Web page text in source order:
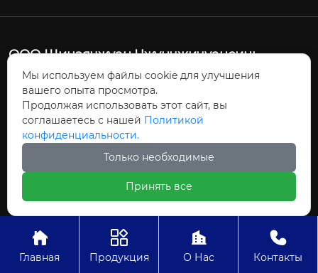
ООО Шицзячжуан Чжунчжичуансинь
Технологии
Продукция

Главная

Продукция

О Нас

Контакты
Мы используем файлы cookie для улучшения
вашего опыта просмотра.
Продолжая использовать этот сайт, вы
соглашаетесь с нашей Политикой
конфиденциальности.
Только необходимые
Принять все